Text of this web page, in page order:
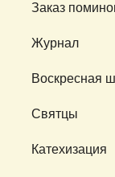
Заказ
Журнал
Воскресная
Святцы
Катехизация